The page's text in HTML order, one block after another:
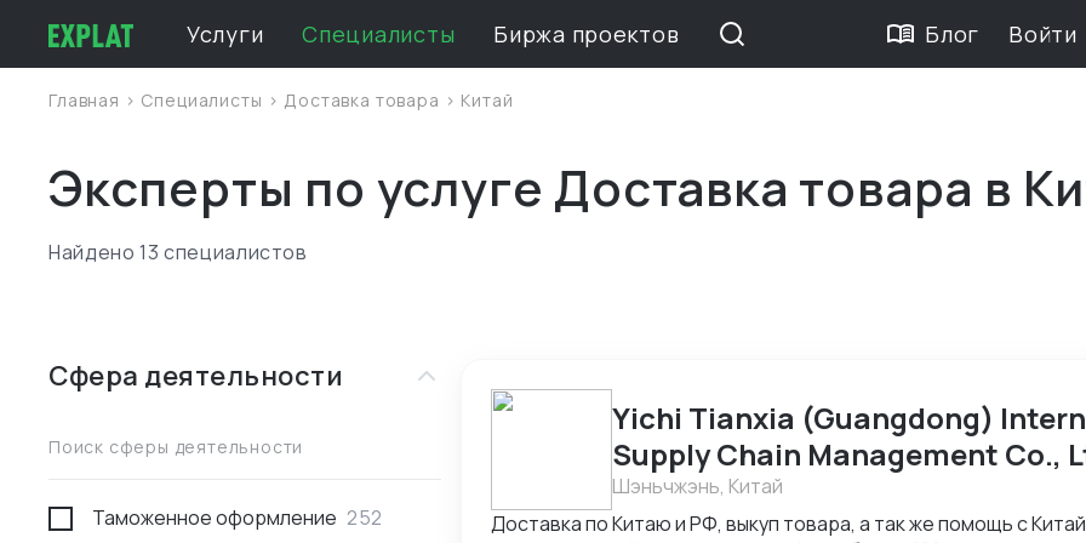
Услуги Специалисты Биржа проектов Блог Войти
Главная > Специалисты > Доставка товара > Китай
Эксперты по услуге Доставка товара в
Найдено 13 специалистов
Сфера деятельности
Поиск сферы деятельности
Таможенное оформление 252
Yichi Tianxia (Guangdong)
Supply Chain Management Co.,
Шэньчжэнь, Китай
Доставка по Китаю и РФ, выкуп товара, а так же помощь с